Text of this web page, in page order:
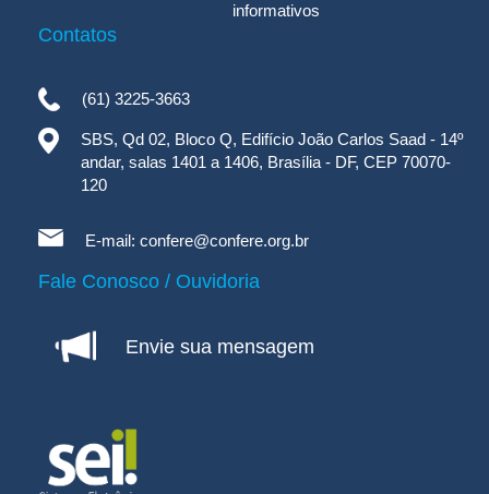
informativos
Contatos
(61) 3225-3663
SBS, Qd 02, Bloco Q, Edifício João Carlos Saad - 14º
andar, salas 1401 a 1406, Brasília - DF, CEP 70070-
120
E-mail: confere@confere.org.br
Fale Conosco / Ouvidoria
Envie sua mensagem